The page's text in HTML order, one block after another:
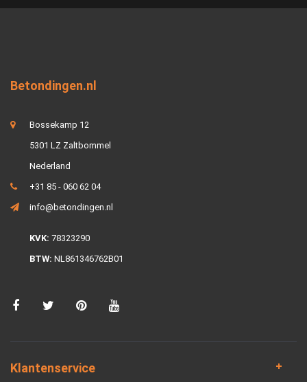
Betondingen.nl
Bossekamp 12
5301 LZ Zaltbommel
Nederland
+31 85 - 060 62 04
info@betondingen.nl
KVK: 78323290
BTW: NL861346762B01
Klantenservice